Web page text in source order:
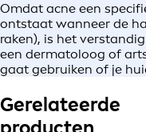
Omdat acne een
ontstaat wanneer de
raken), is het
een dermatoloog of
gaat gebruiken of je
Gerelateerde